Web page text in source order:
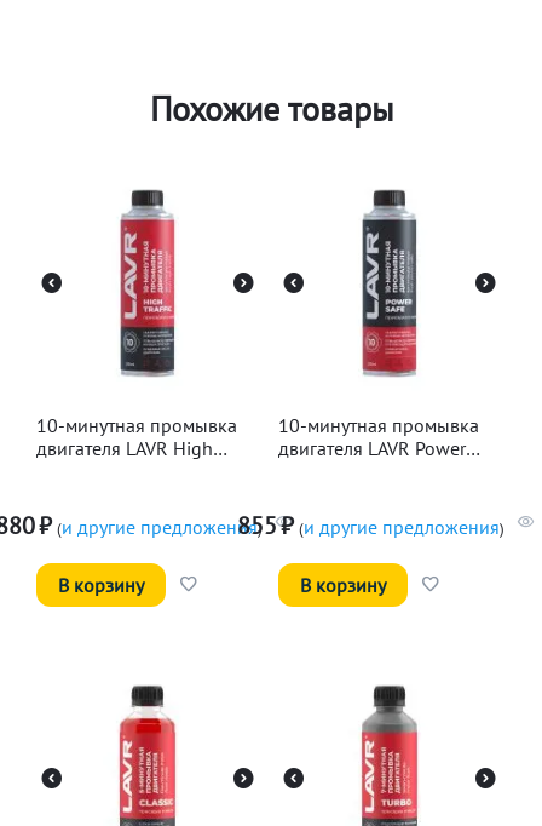
Похожие товары
10-минутная промывка
двигателя LAVR High
₽ (и другие предложения)
В корзину
10-минутная промывка
двигателя LAVR Power
855₽ (и другие предложения)
В корзину